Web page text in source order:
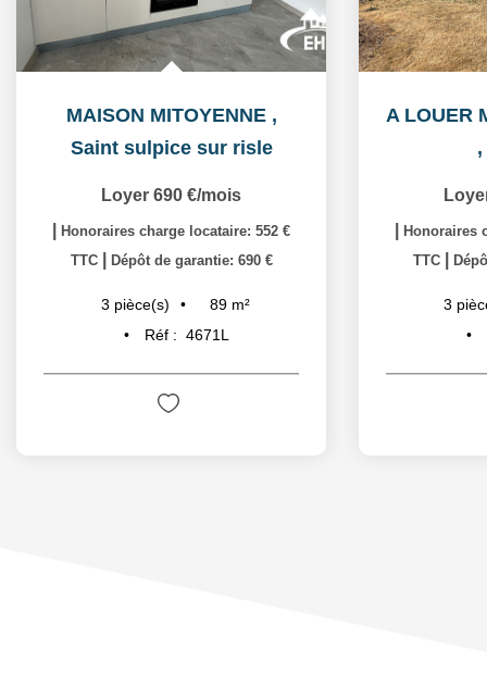
MAISON MITOYENNE ,
Saint sulpice sur risle
Loyer 690 €/mois
Honoraires charge locataire: 552 €
TTC
Dépôt de garantie: 690 €
3 pièce(s) 89 m²
Réf : 4671L
,
Honoraires
TTC
3